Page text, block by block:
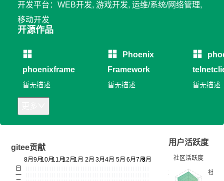
开发平台：WEB开发, 游戏开发, 运维/系统/网络管理,
移动开发
开源作品
phoenixframe
暂无描述
Phoenix
Framework
暂无描述 暂无描述
gitee贡献
用户活跃度